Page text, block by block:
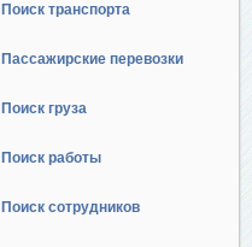
Поиск транспорта
Пассажирские перевозки
Поиск груза
Поиск работы
Поиск сотрудников